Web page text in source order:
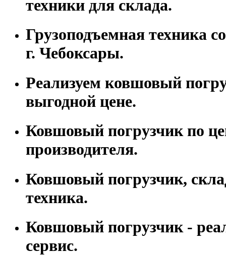
техники для склада.
Грузоподъемная техника
г. Чебоксары.
Реализуем ковшовый
выгодной цене.
Ковшовый погрузчик по
производителя.
Ковшовый погрузчик,
техника.
Ковшовый погрузчик -
сервис.